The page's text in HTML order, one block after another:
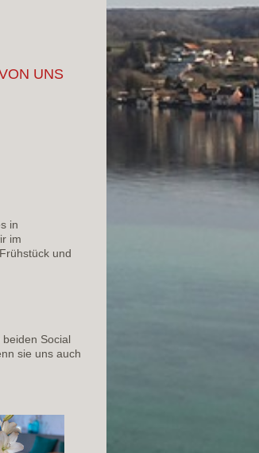
UNS
in
im
und
Social
sie uns auch